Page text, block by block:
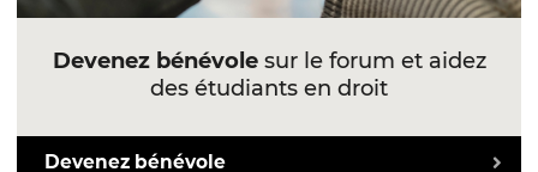
Devenez bénévolesur le forum et aidez
des étudiants en droit
Devenez bénévole